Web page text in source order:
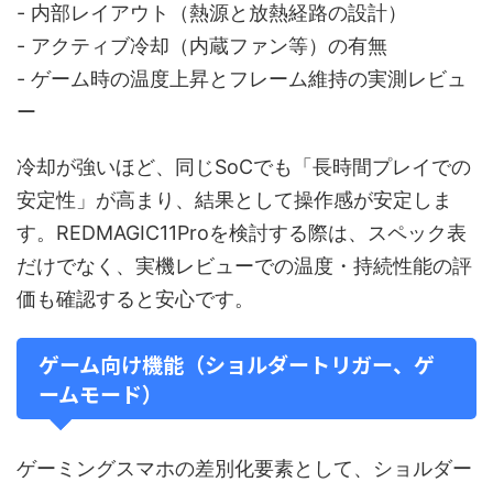
- 内部レイアウト（熱源と放熱経路の設計）
- アクティブ冷却（内蔵ファン等）の有無
- ゲーム時の温度上昇とフレーム維持の実測レビュ
ー
冷却が強いほど、同じSoCでも「長時間プレイでの
安定性」が高まり、結果として操作感が安定しま
す。REDMAGIC11Proを検討する際は、スペック表
だけでなく、実機レビューでの温度・持続性能の評
価も確認すると安心です。
ゲーム向け機能（ショルダートリガー、ゲ
ームモード）
ゲーミングスマホの差別化要素として、ショルダー